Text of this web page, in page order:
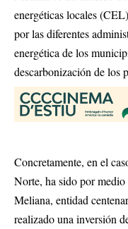
energéticas locales
por las diferentes
energética de los
descarbonización de los
Concretamente, en el
Norte, ha sido por
Meliana, entidad
realizado una inversión